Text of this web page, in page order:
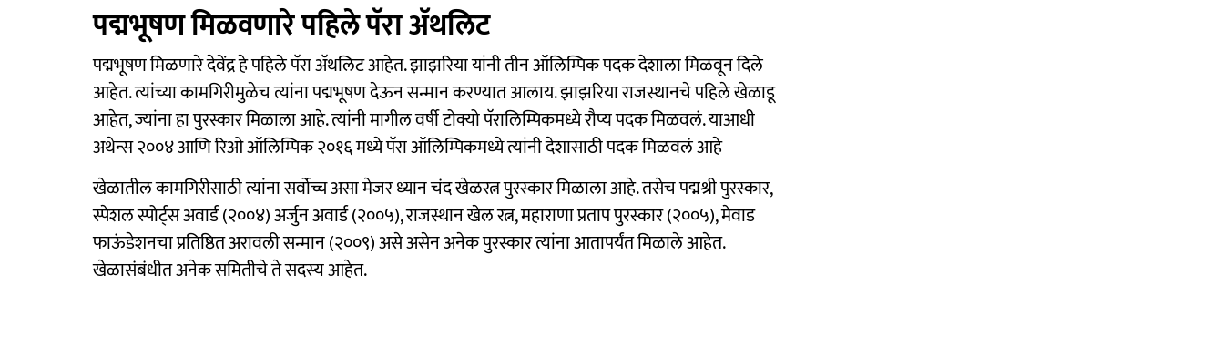
पद्मभूषण मिळवणारे पहिले पॅरा अ‍ॅथलिट
पद्मभूषण मिळणारे देवेंद्र हे पहिले पॅरा अ‍ॅथलिट आहेत. झाझरिया यांनी तीन ऑलिम्पिक पदक देशाला मिळवून दिले
आहेत. त्यांच्या कामगिरीमुळेच त्यांना पद्मभूषण देऊन सन्मान करण्यात आलाय. झाझरिया राजस्थानचे पहिले खेळाडू
आहेत, ज्यांना हा पुरस्कार मिळाला आहे. त्यांनी मागील वर्षी टोक्यो पॅरालिम्पिकमध्ये रौप्य पदक मिळवलं. याआधी
अथेन्स २००४ आणि रिओ ऑलिम्पिक २०१६ मध्ये पॅरा ऑलिम्पिकमध्ये त्यांनी देशासाठी पदक मिळवलं आहे
खेळातील कामगिरीसाठी त्यांना सर्वोच्च असा मेजर ध्यान चंद खेळरत्न पुरस्कार मिळाला आहे. तसेच पद्मश्री पुरस्कार,
स्पेशल स्पोर्ट्स अवार्ड (२००४) अर्जुन अवार्ड (२००५), राजस्थान खेल रत्न, महाराणा प्रताप पुरस्कार (२००५), मेवाड
फाऊंडेशनचा प्रतिष्ठित अरावली सन्मान (२००९) असे असेन अनेक पुरस्कार त्यांना आतापर्यंत मिळाले आहेत.
खेळासंबंधीत अनेक समितीचे ते सदस्य आहेत.